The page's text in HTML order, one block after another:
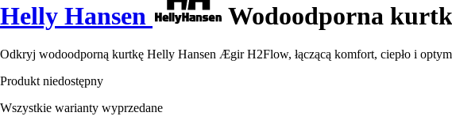
Helly Hansen Wodoodporna
Odkryj wodoodporną kurtkę Helly Hansen Ægir H2Flow, łączącą komfort, ciepło i
Produkt niedostępny
Wszystkie warianty wyprzedane